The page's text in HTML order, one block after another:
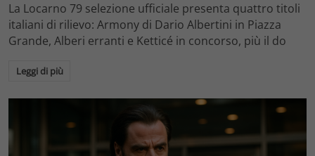
La Locarno 79 selezione ufficiale presenta quattro titoli
italiani di rilievo: Armony di Dario Albertini in Piazza
Grande, Alberi erranti e Ketticé in concorso, più il do
Leggi di più